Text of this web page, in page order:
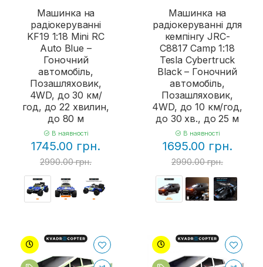
Машинка на
радіокеруванні
KF19 1:18 Mini RC
Auto Blue –
Гоночний
автомобіль,
Позашляховик,
4WD, до 30 км/
год, до 22 хвилин,
до 80 м
В наявності
1745.00 грн.
2990.00 грн.
Машинка на
радіокеруванні для
кемпінгу JRC-
C8817 Camp 1:18
Tesla Cybertruck
Black – Гоночний
автомобіль,
Позашляховик,
4WD, до 10 км/год,
до 30 хв., до 25 м
В наявності
1695.00 грн.
2990.00 грн.